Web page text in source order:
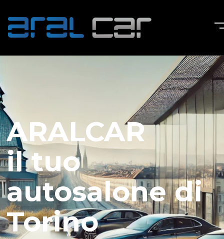
ARALCAR
il tuo
autosalone di
Torino